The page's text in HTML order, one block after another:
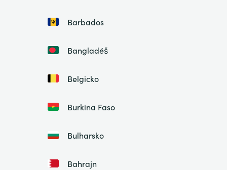
Barbados
Bangladéš
Belgicko
Burkina Faso
Bulharsko
Bahrajn